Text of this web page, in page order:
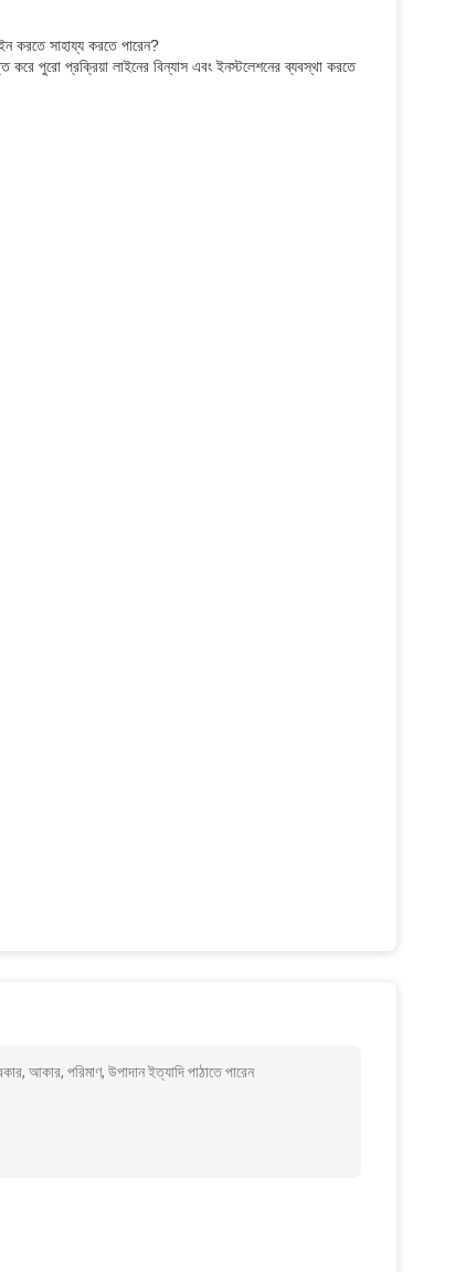
করতে সাহায্য করতে পারেন?
পুরো প্রক্রিয়া লাইনের বিন্যাস এবং ইনস্টলেশনের ব্যবস্থা করতে
আকার, পরিমাণ, উপাদান ইত্যাদি পাঠাতে পারেন